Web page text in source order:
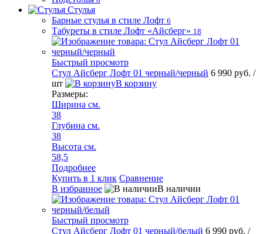
Стулья
Барные стулья в стиле Лофт 6
Табуреты в стиле Лофт «Айсберг» 18
Быстрый просмотр
Стул Айсберг Лофт 01 черный/черный 6 990 руб. /
шт
В корзину
Размеры:
Ширина см.
38
Глубина см.
38
Высота см.
58,5
Подробнее
Купить в 1 клик Сравнение
В избранное
В наличии
Быстрый просмотр
Стул Айсберг Лофт 01 черный/белый 6 990 руб. /